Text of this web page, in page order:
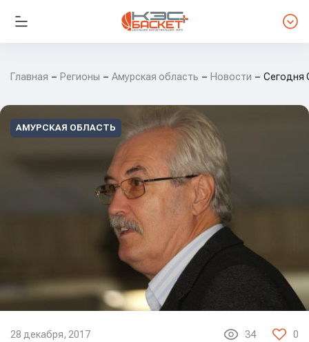
Главная Регионы Амурская область Новости Сегодня
АМУРСКАЯ ОБЛАСТЬ
28 декабря, 2017 34 0